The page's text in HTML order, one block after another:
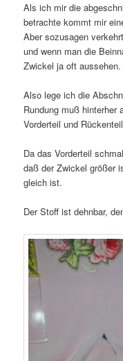
Als ich mir die
betrachte kommt mir
Aber sozusagen
und wenn man die
Zwickel ja oft aussehen.
Also lege ich die
Rundung muß hinterher
Vorderteil und
Da das Vorderteil
daß der Zwickel größer
gleich ist.
Der Stoff ist dehnbar,